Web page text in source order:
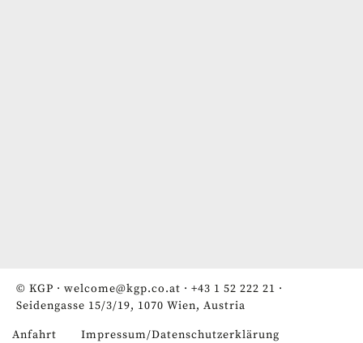
© KGP · welcome@kgp.co.at · +43 1 52 222 21 ·
Seidengasse 15/3/19, 1070 Wien, Austria
Anfahrt Impressum/Datenschutzerklärung